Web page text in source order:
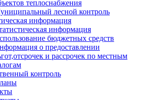
теплоснабжения
лесной контроль
информация
информация
бюджетных средств
о предоставлении
и рассрочек по местным
контроль